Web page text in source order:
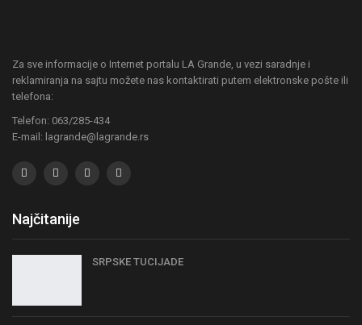
Za sve informacije o Internet portalu LA Grande, u vezi saradnje i
reklamiranja na sajtu možete nas kontaktirati putem elektronske pošte ili
telefona:
Telefon: 063/285-434
E-mail: lagrande@lagrande.rs
Najčitanije
SRPSKE TUCIJADE